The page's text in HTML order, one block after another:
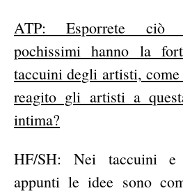
ATP: Esporrete ciò
pochissimi hanno la
taccuini degli artisti,
reagito gli artisti a
intima?
HF/SH: Nei taccuini
appunti le idee sono